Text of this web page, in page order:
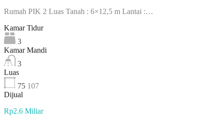
Rumah PIK 2 Luas Tanah : 6×12,5 m Lantai :…
Kamar Tidur
3
Kamar Mandi
3
Luas
75 107
Dijual
Rp2.6 Miliar